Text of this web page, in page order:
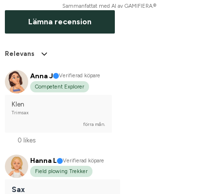
Sammanfattat med AI av GAMIFIERA.®
Lämna recension
Relevans
Anna J
Verifierad köpare
Competent Explorer
Klen
Trimsax
förra mån.
0 likes
Hanna L
Verifierad köpare
Field plowing Trekker
Sax